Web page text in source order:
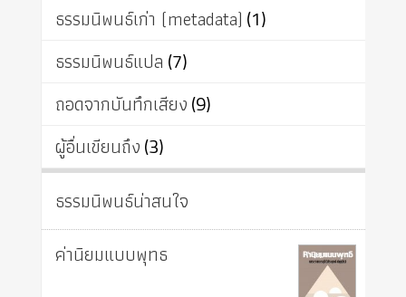
ธรรมนิพนธ์เก่า (metadata) (1)
ธรรมนิพนธ์แปล (7)
ถอดจากบันทึกเสียง(9)
ผู้อื่นเขียนถึง(3)
ธรรมนิพนธ์น่าสนใจ
ค่านิยมแบบพุทธ